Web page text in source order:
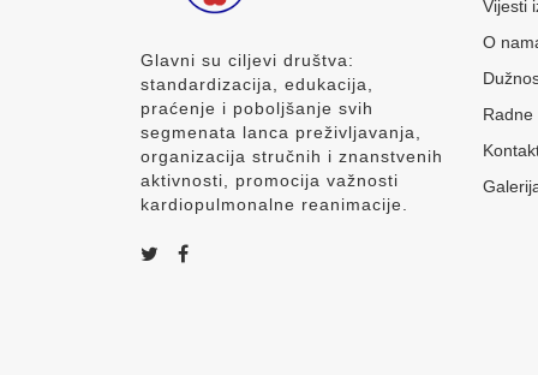
Glavni su ciljevi društva:
standardizacija, edukacija,
praćenje i poboljšanje svih
segmenata lanca preživljavanja,
organizacija stručnih i znanstvenih
aktivnosti, promocija važnosti
kardiopulmonalne reanimacije.
Vijesti
O
Radne